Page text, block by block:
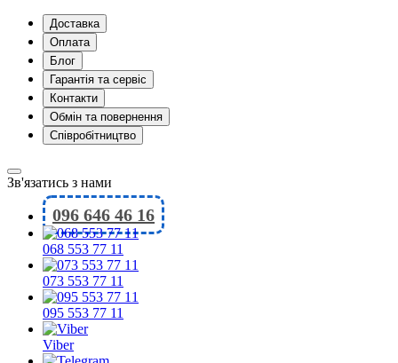
Доставка
Оплата
Блог
Гарантія та сервіс
Контакти
Обмін та повернення
Співробітництво
Зв'язатись з нами
096 646 46 16
068 553 77 11
073 553 77 11
095 553 77 11
Viber